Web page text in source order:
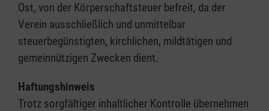
Ost, von der Körperschaftsteuer befreit, da der
Verein ausschließlich und unmittelbar
steuerbegünstigten, kirchlichen, mildtätigen und
gemeinnützigen Zwecken dient.
Haftungshinweis
Trotz sorgfältiger inhaltlicher Kontrolle übernehmen